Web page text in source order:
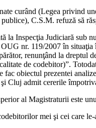
curând (Legea privind
C.S.M. refuză să
la Inspecţia Judiciară
nr. 119/2007 în
renunţând la
de codebitor)”.
obiectul prezentei
Cluj admit cererile
al Magistraturii este
mei şi cei care